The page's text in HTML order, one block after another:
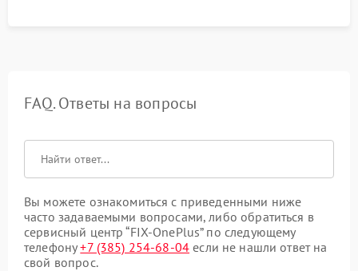
FAQ. Ответы на вопросы
Вы можете ознакомиться с приведенными ниже
часто задаваемыми вопросами, либо обратиться в
сервисный центр “FIX-OnePlus” по следующему
телефону+7 (385) 254-68-04 если не нашли ответ на
свой вопрос.